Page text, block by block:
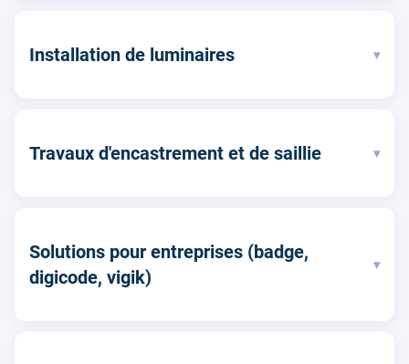
Installation de luminaires ▾
Travaux d'encastrement et de saillie ▾
Solutions pour entreprises (badge,
digicode, vigik)
▾